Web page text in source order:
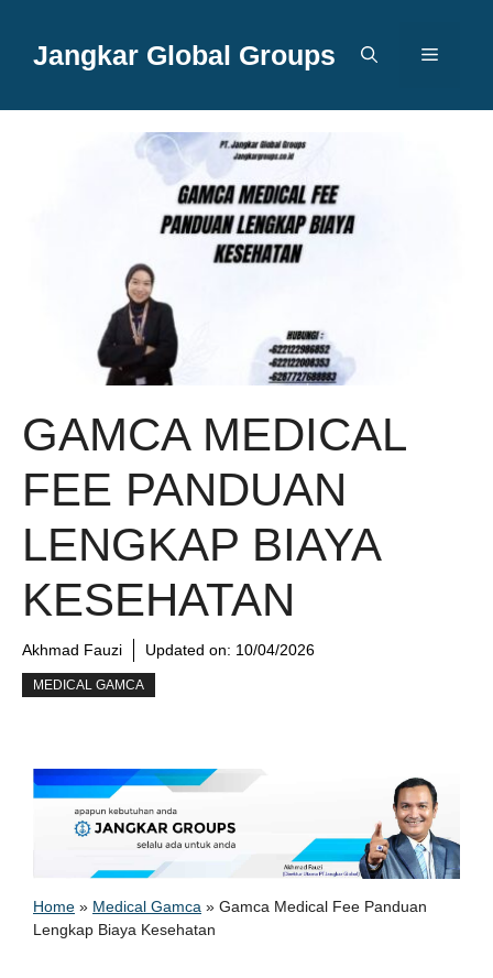
Jangkar Global Groups Menu
GAMCA MEDICAL
FEE PANDUAN
LENGKAP BIAYA
KESEHATAN
Akhmad Fauzi Updated on: 10/04/2026
MEDICAL GAMCA
Home » Medical Gamca » Gamca Medical Fee Panduan
Lengkap Biaya Kesehatan